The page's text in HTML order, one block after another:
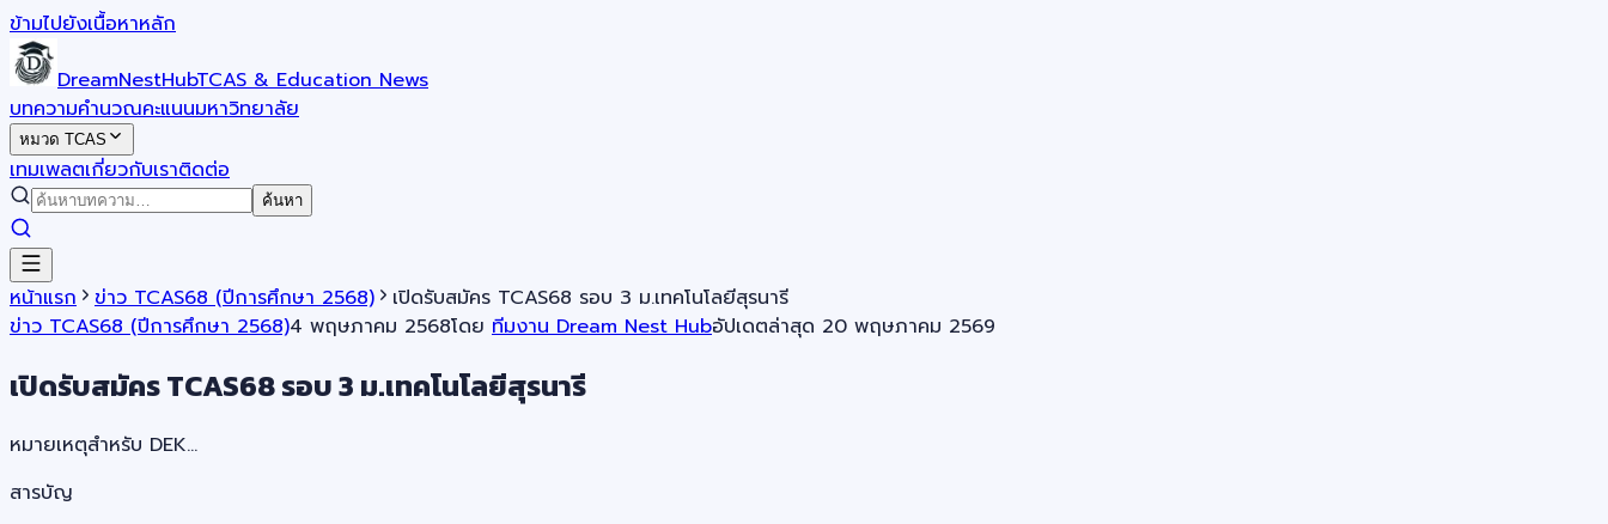
ข้ามไปยังเนื้อหาหลัก
DreamNestHubTCAS & Education News
บทความคำนวณคะแนนมหาวิทยาลัย
หมวด TCAS
เทมเพลตเกี่ยวกับเราติดต่อ
ค้นหา
หน้าแรก ข่าว TCAS68 (ปีการศึกษา 2568)
เปิดรับสมัคร TCAS68 รอบ 3 ม.เทคโนโลยีสุรนารี
ข่าว TCAS68 (ปีการศึกษา 2568)4 พฤษภาคม 2568โดย ทีมงาน Dream Nest Hubอัปเดตล่าสุด 20 พฤษภาคม 2569
เปิดรับสมัคร TCAS68 รอบ 3 ม.เทคโนโลยีสุรนารี
หมายเหตุสำหรับ DEK…
สารบัญ